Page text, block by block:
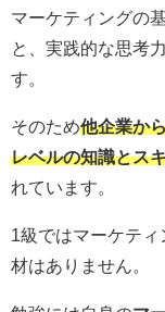
マーケティングの
と、実践的な思考
す。
そのため他企業か
レベルの知識とス
れています。
1級ではマーケテ
材はありません。